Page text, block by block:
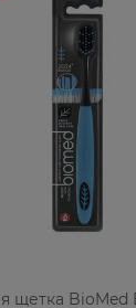
щетка BioMed